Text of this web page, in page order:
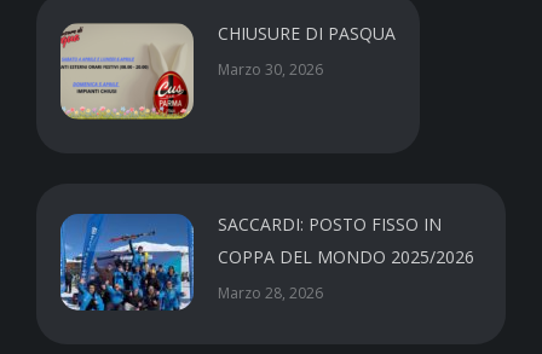
CHIUSURE DI PASQUA
Marzo 30, 2026
SACCARDI: POSTO FISSO IN
COPPA DEL MONDO 2025/2026
Marzo 28, 2026